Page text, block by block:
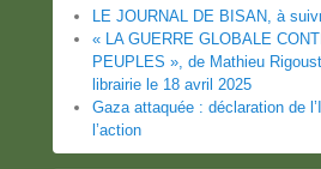
LE JOURNAL DE BISAN, à
« LA GUERRE GLOBALE
PEUPLES », de Mathieu
librairie le 18 avril 2025
Gaza attaquée : déclaration de
l’action